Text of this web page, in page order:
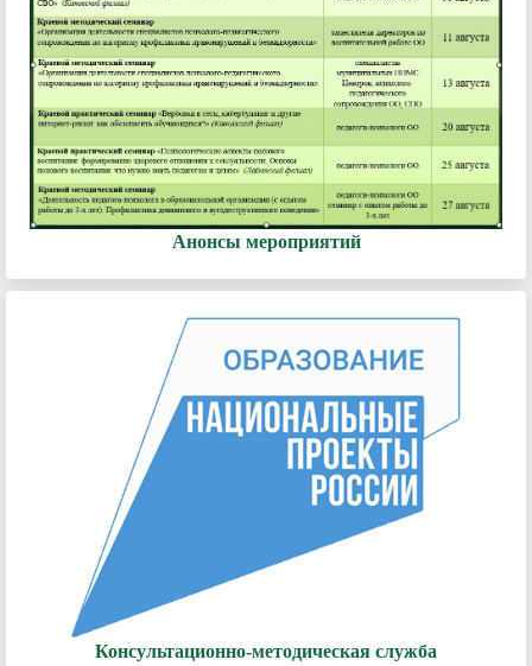
Анонсы мероприятий
Консультационно-методическая служба